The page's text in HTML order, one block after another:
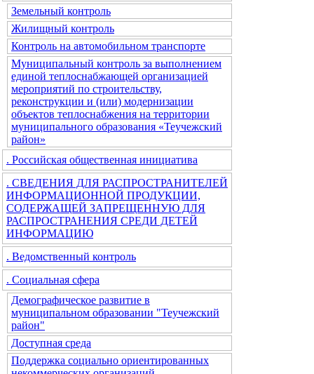
Земельный контроль
Жилищный контроль
Контроль на автомобильном транспорте
Муниципальный контроль за выполнением
единой теплоснабжающей организацией
мероприятий по строительству,
реконструкции и (или) модернизации
объектов теплоснабжения на территории
муниципального образования «Теучежский
район»
. Российская общественная инициатива
. СВЕДЕНИЯ ДЛЯ РАСПРОСТРАНИТЕЛЕЙ
ИНФОРМАЦИОННОЙ ПРОДУКЦИИ,
СОДЕРЖАЩЕЙ ЗАПРЕЩЕННУЮ ДЛЯ
РАСПРОСТРАНЕНИЯ СРЕДИ ДЕТЕЙ
ИНФОРМАЦИЮ
. Ведомственный контроль
. Социальная сфера
Демографическое развитие в
муниципальном образовании "Теучежский
район"
Доступная среда
Поддержка социально ориентированных